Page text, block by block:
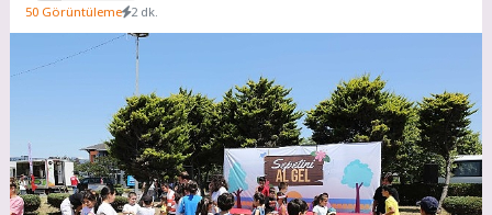
50 Görüntüleme 2 dk.